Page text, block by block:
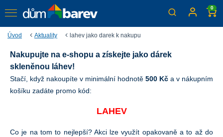
0
Úvod Aktuality lahev jako darek k nakupu
Skleněná láhev jako dárek k
nákupu
Akce platí pro registrované zákazníky vyjma firem / IČO
Nakupujte na e-shopu a získejte jako dárek
skleněnou láhev!
Stačí, když nakoupíte v minimální hodnotě 500 Kč a v nákupním
košíku zadáte promo kód:
LAHEV
Co je na tom to nejlepší? Akci lze využít opakovaně a to až do